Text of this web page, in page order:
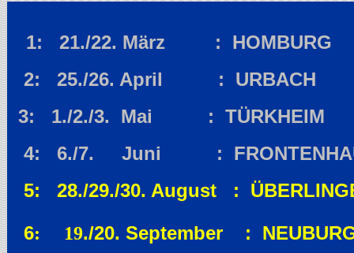
1: 21./22. März : HOMBURG
2: 25./26. April : URBACH
3: 1./2./3. Mai : TÜRKHEIM
4: 6./7. Juni :
5: 28./29./30. August :
6: 19./20. September :